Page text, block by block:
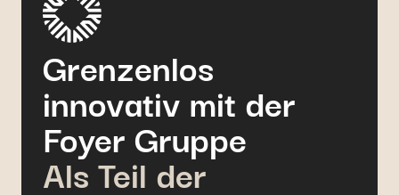
Grenzenlos
innovativ mit der
Foyer Gruppe
Als Teil der